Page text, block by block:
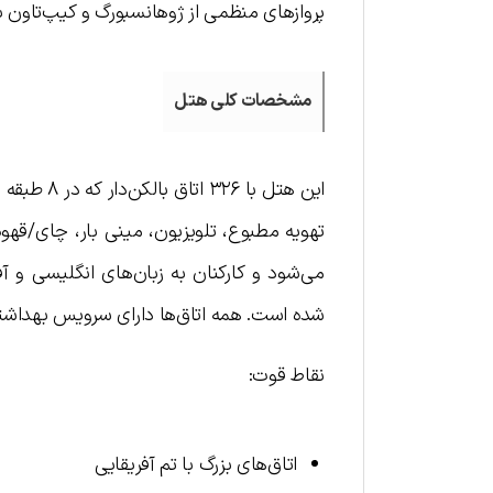
پروازهای منظمی از ژوهانسبورگ و کیپ‌تاون به
مشخصات کلی هتل
این هتل
می‌شود و کارکنان به زبان‌های انگلیسی
شده است. همه اتاق‌ها دارای سرویس
نقاط قوت:
اتاق‌های بزرگ با تم آفریقایی